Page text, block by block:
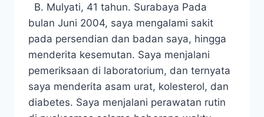
B. Mulyati, 41 tahun. Surabaya Pada
bulan Juni 2004, saya mengalami sakit
pada persendian dan badan saya, hingga
menderita kesemutan. Saya menjalani
pemeriksaan di laboratorium, dan ternyata
saya menderita asam urat, kolesterol, dan
diabetes. Saya menjalani perawatan rutin